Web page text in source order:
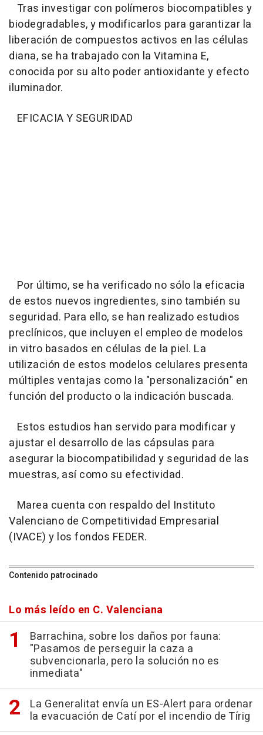
Tras investigar con polímeros biocompatibles y
biodegradables, y modificarlos para garantizar la
liberación de compuestos activos en las células
diana, se ha trabajado con la Vitamina E,
conocida por su alto poder antioxidante y efecto
iluminador.
EFICACIA Y SEGURIDAD
Por último, se ha verificado no sólo la eficacia
de estos nuevos ingredientes, sino también su
seguridad. Para ello, se han realizado estudios
preclínicos, que incluyen el empleo de modelos
in vitro basados en células de la piel. La
utilización de estos modelos celulares presenta
múltiples ventajas como la "personalización" en
función del producto o la indicación buscada.
Estos estudios han servido para modificar y
ajustar el desarrollo de las cápsulas para
asegurar la biocompatibilidad y seguridad de las
muestras, así como su efectividad.
Marea cuenta con respaldo del Instituto
Valenciano de Competitividad Empresarial
(IVACE) y los fondos FEDER.
Contenido patrocinado
Lo más leído en C. Valenciana
Barrachina, sobre los daños por fauna:
"Pasamos de perseguir la caza a
subvencionarla, pero la solución no es
inmediata"
La Generalitat envía un ES-Alert para ordenar
la evacuación de Catí por el incendio de Tírig